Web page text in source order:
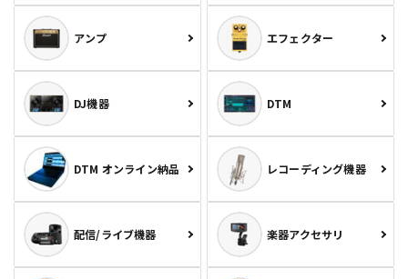
アンプ エフェクター
DJ機器 DTM
DTM オンライン納品 レコーディング機器
配信/ライブ機器 楽器アクセサリ